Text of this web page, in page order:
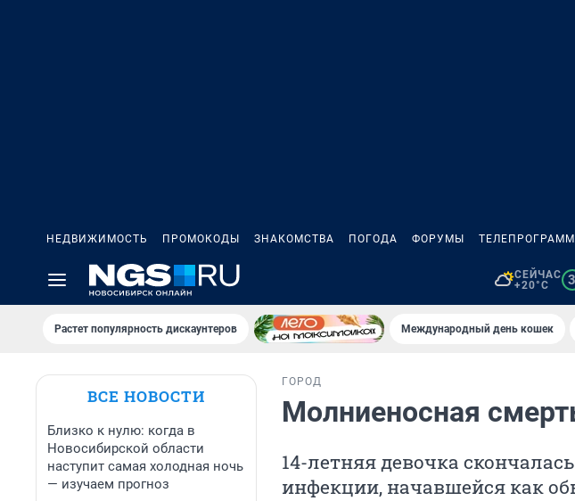
НЕДВИЖИМОСТЬ ПРОМОКОДЫ ЗНАКОМСТВА ПОГОДА ФОРУМЫ
СЕЙЧАС
+20°C
3
Растет популярность дискаунтеров Международный день кошек
ВСЕ НОВОСТИ
Близко к нулю: когда в
Новосибирской области
наступит самая холодная ночь
— изучаем прогноз
ГОРОД
Молниеносная
14-летняя девочка
инфекции, начавшейся как